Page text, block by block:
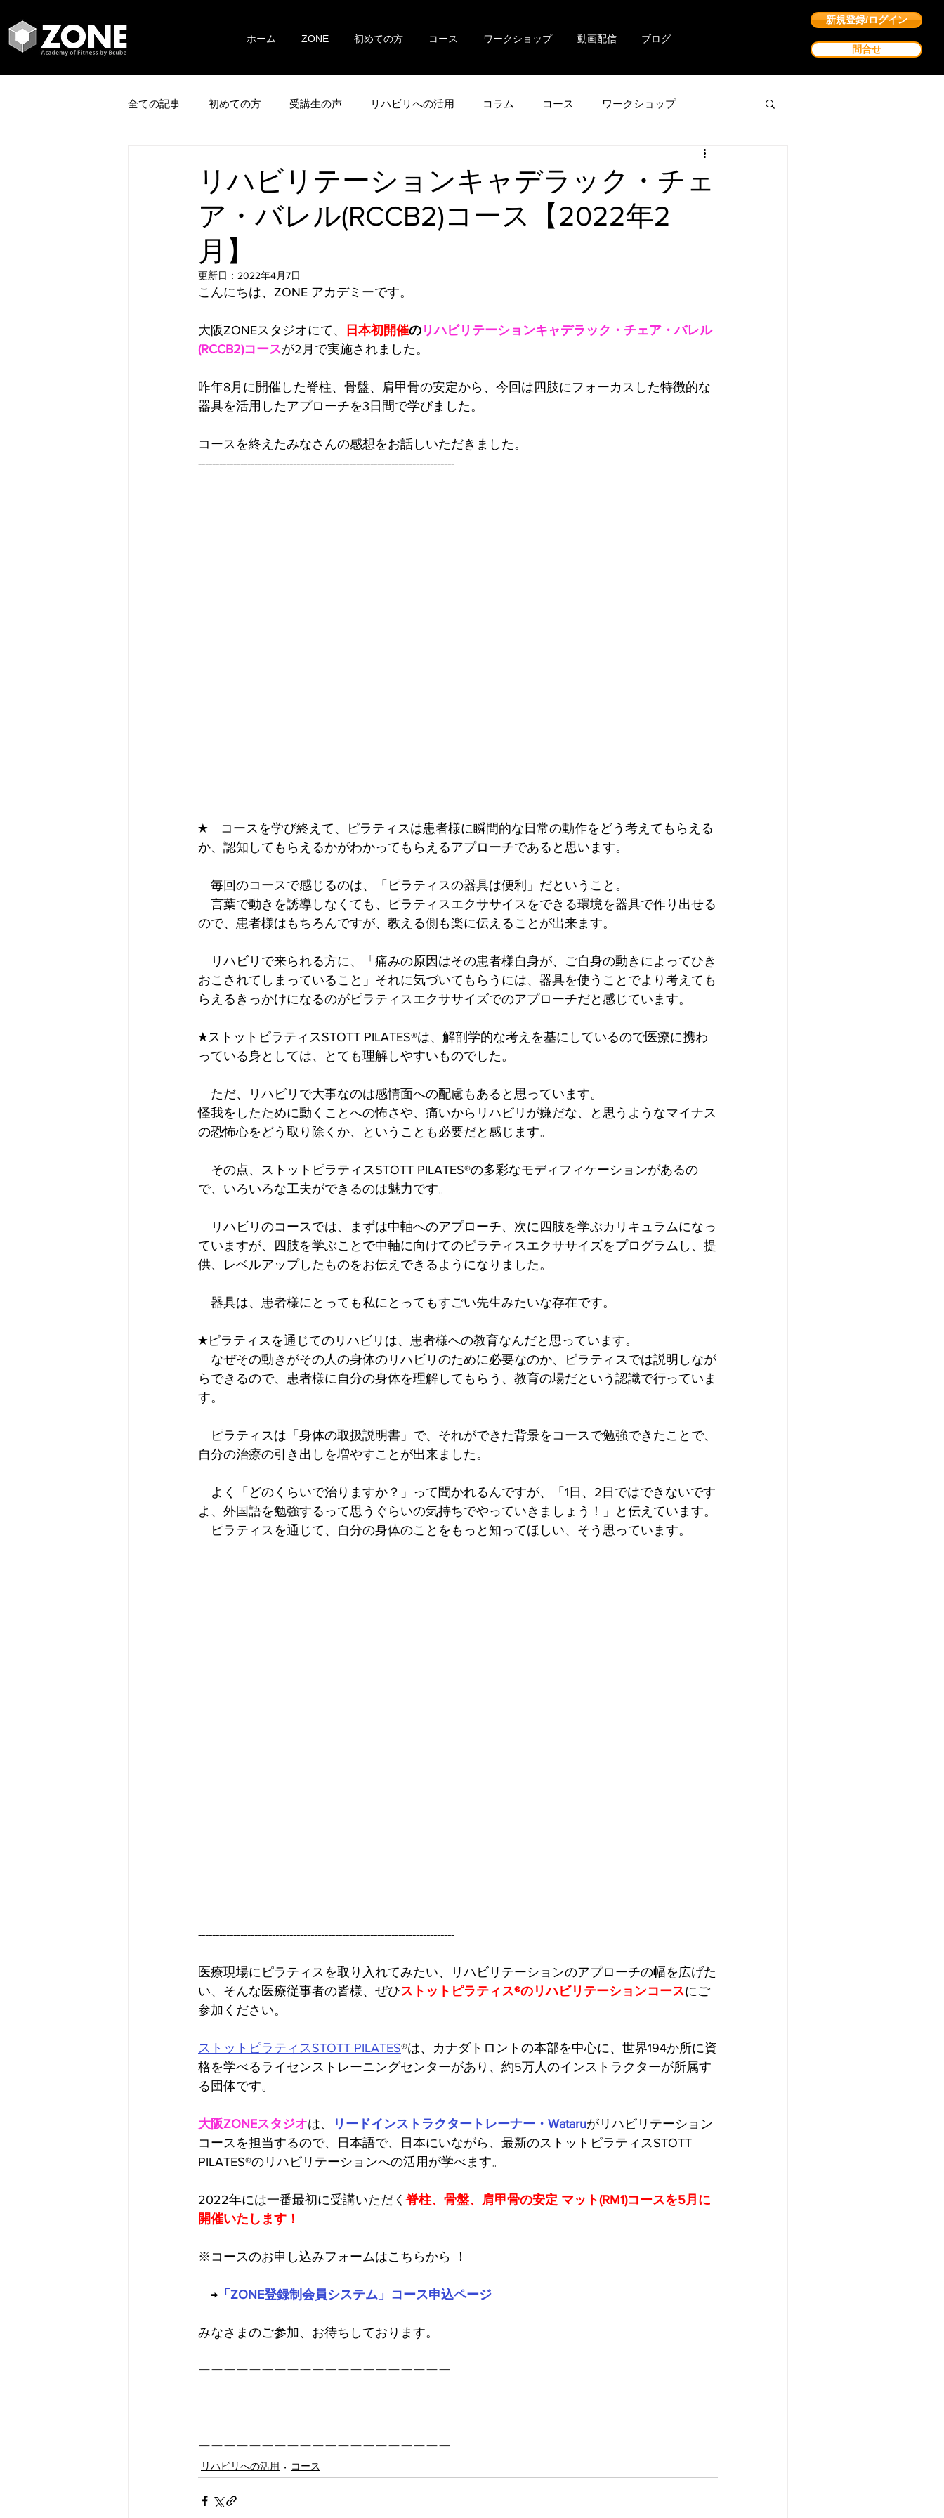
ホーム ZONE 初めての方 コース ワークショップ 動画配信 ブログ
新規登録/ログイン
問合せ
全ての記事 初めての方 受講生の声 リハビリへの活用 コラム コース ワークショップ
リハビリテーションキャデラック・チェ
ア・バレル(RCCB2)コース【2022年2
月】
更新日： 2022年4月7日
こんにちは、ZONE アカデミーです。
大阪ZONEスタジオにて、 日本初開催の リハビリテーションキャデラック・チェア・バレル
(RCCB2)コースが2月で実施されました。
昨年8月に開催した脊柱、骨盤、肩甲骨の安定から、今回は四肢にフォーカスした特徴的な
器具を活用したアプローチを3日間で学びました。
コースを終えたみなさんの感想をお話しいただきました。
-------------------------------------------------------------------------
★　コースを学び終えて、ピラティスは患者様に瞬間的な日常の動作をどう考えてもらえる
か、認知してもらえるかがわかってもらえるアプローチであると思います。
毎回のコースで感じるのは、「ピラティスの器具は便利」だということ。
言葉で動きを誘導しなくても、ピラティスエクササイスをできる環境を器具で作り出せる
ので、患者様はもちろんですが、教える側も楽に伝えることが出来ます。
リハビリで来られる方に、「痛みの原因はその患者様自身が、ご自身の動きによってひき
おこされてしまっていること」それに気づいてもらうには、器具を使うことでより考えても
らえるきっかけになるのがピラティスエクササイズでのアプローチだと感じています。
★ストットピラティスSTOTT PILATES®は、解剖学的な考えを基にしているので医療に携わ
っている身としては、とても理解しやすいものでした。
ただ、リハビリで大事なのは感情面への配慮もあると思っています。
怪我をしたために動くことへの怖さや、痛いからリハビリが嫌だな、と思うようなマイナス
の恐怖心をどう取り除くか、ということも必要だと感じます。
その点、ストットピラティスSTOTT PILATES®の多彩なモディフィケーションがあるの
で、いろいろな工夫ができるのは魅力です。
リハビリのコースでは、まずは中軸へのアプローチ、次に四肢を学ぶカリキュラムになっ
ていますが、四肢を学ぶことで中軸に向けてのピラティスエクササイズをプログラムし、提
供、レベルアップしたものをお伝えできるようになりました。
器具は、患者様にとっても私にとってもすごい先生みたいな存在です。
★ピラティスを通じてのリハビリは、患者様への教育なんだと思っています。
なぜその動きがその人の身体のリハビリのために必要なのか、ピラティスでは説明しなが
らできるので、患者様に自分の身体を理解してもらう、教育の場だという認識で行っていま
す。
ピラティスは「身体の取扱説明書」で、それができた背景をコースで勉強できたことで、
自分の治療の引き出しを増やすことが出来ました。
よく「どのくらいで治りますか？」って聞かれるんですが、「1日、2日ではできないです
よ、外国語を勉強するって思うぐらいの気持ちでやっていきましょう！」と伝えています。
ピラティスを通じて、自分の身体のことをもっと知ってほしい、そう思っています。
-------------------------------------------------------------------------
医療現場にピラティスを取り入れてみたい、リハビリテーションのアプローチの幅を広げた
い、そんな医療従事者の皆様、ぜひストットピラティス®のリハビリテーションコースにご
参加ください。
ストットピラティスSTOTT PILATES®は、カナダトロントの本部を中心に、世界194か所に資
格を学べるライセンストレーニングセンターがあり、約5万人のインストラクターが所属す
る団体です。
大阪ZONEスタジオは、 リードインストラクタートレーナー・Wataruがリハビリテーション
コースを担当するので、日本語で、日本にいながら、最新のストットピラティスSTOTT
PILATES®のリハビリテーションへの活用が学べます。
2022年には一番最初に受講いただく脊柱、骨盤、肩甲骨の安定 マット(RM1)コースを5月に
開催いたします！
※コースのお申し込みフォームはこちらから ！
→「ZONE登録制会員システム」コース申込ページ
みなさまのご参加、お待ちしております。
ーーーーーーーーーーーーーーーーーーーー
ーーーーーーーーーーーーーーーーーーーー
リハビリへの活用 コース